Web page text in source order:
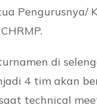
Pengurusnya/
di
4 tim akan
technical